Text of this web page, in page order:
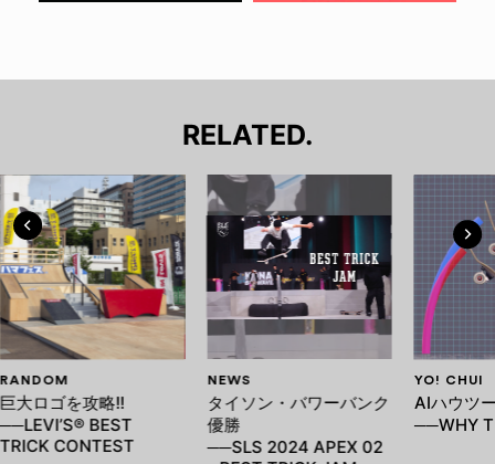
RELATED.
RANDOM
巨大ロゴを攻略!!
──LEVI’S® BEST
TRICK CONTEST
NEWS
タイソン・バワーバンク
優勝
──SLS 2024 APEX 02
YO! CHUI
AIハウツ
──WHY